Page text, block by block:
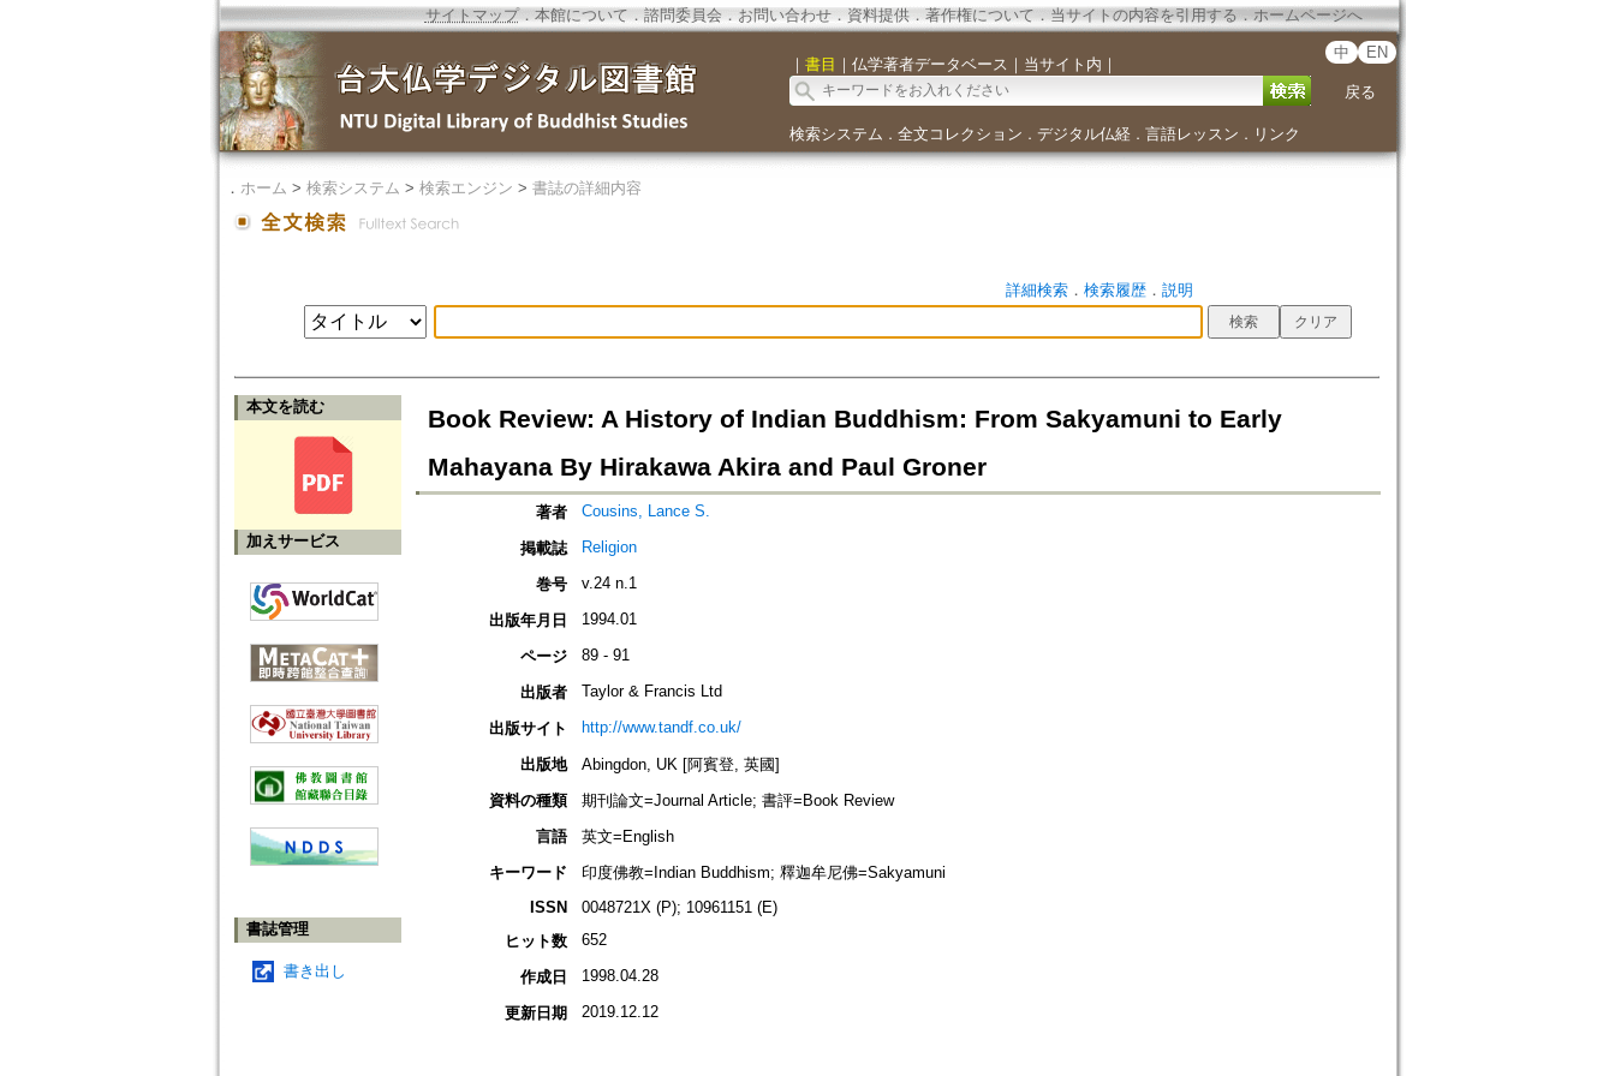
サイトマップ．本館について ． 諮問委員会． お問い合わせ． 資料提供． 著作権について．当サイトの内容を引用する ． ホームページへ
｜ 書目 ｜ 仏学著者データベース ｜ 当サイト内 ｜
中 EN
戻る
検索システム ． 全文コレクション ． デジタル仏経． 言語レッスン ． リンク
． ホーム > 検索システム > 検索エンジン > 書誌の詳細内容
詳細検索． 検索履歴． 説明
本文を読む
加えサービス
書誌管理
書き出し
Book Review: A History of Indian Buddhism: From Sakyamuni to Early
Mahayana By Hirakawa Akira and Paul Groner
著者 Cousins, Lance S.
掲載誌 Religion
巻号 v.24 n.1
出版年月日 1994.01
ページ 89 - 91
出版者 Taylor & Francis Ltd
出版サイト http://www.tandf.co.uk/
出版地
Abingdon, UK [阿賓登, 英國]
資料の種類
期刊論文=Journal Article; 書評=Book Review
言語
英文=English
キーワード
印度佛教=Indian Buddhism; 釋迦牟尼佛=Sakyamuni
ISSN
0048721X (P); 10961151 (E)
ヒット数
652
作成日 1998.04.28
更新日期 2019.12.12